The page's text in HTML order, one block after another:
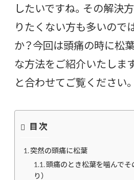
したいですね。その解決
りたくない方も多いので
か？今回は頭痛の時に松
な方法をご紹介いたしま
と合わせてご覧ください。
目次
突然の頭痛に松葉
頭痛のとき松葉を噛んでそ
り）